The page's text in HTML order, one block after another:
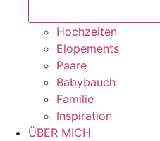
Hochzeiten
Elopements
Paare
Babybauch
Familie
Inspiration
ÜBER MICH